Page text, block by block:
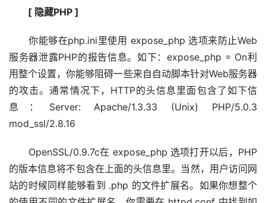
[ 隐藏PHP ]
你能够在php.ini里使用 expose_php 选项来防止Web
服务器泄露PHP的报告信息。如下：expose_php = On利
用整个设置，你能够阻碍一些来自自动脚本针对Web服务器
的攻击。通常情况下，HTTP的头信息里面包含了如下信
息：Server: Apache/1.3.33 (Unix) PHP/5.0.3
mod_ssl/2.8.16
OpenSSL/0.9.7c在 expose_php 选项打开以后，PHP
的版本信息将不包含在上面的头信息里。当然，用户访问网
站的时候同样能够看到 .php 的文件扩展名。如果你想整个